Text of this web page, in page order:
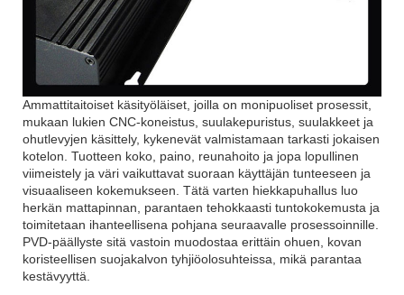
Ammattitaitoiset käsityöläiset, joilla on monipuoliset prosessit,
mukaan lukien CNC-koneistus, suulakepuristus, suulakkeet ja
ohutlevyjen käsittely, kykenevät valmistamaan tarkasti jokaisen
kotelon. Tuotteen koko, paino, reunahoito ja jopa lopullinen
viimeistely ja väri vaikuttavat suoraan käyttäjän tunteeseen ja
visuaaliseen kokemukseen. Tätä varten hiekkapuhallus luo
herkän mattapinnan, parantaen tehokkaasti tuntokokemusta ja
toimitetaan ihanteellisena pohjana seuraavalle prosessoinnille.
PVD-päällyste sitä vastoin muodostaa erittäin ohuen, kovan
koristeellisen suojakalvon tyhjiöolosuhteissa, mikä parantaa
kestävyyttä.